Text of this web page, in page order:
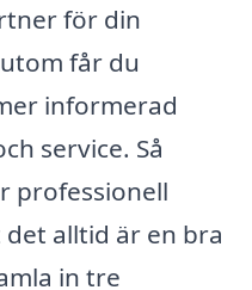
för din
får du
informerad
service. Så
professionell
alltid är en bra
in tre